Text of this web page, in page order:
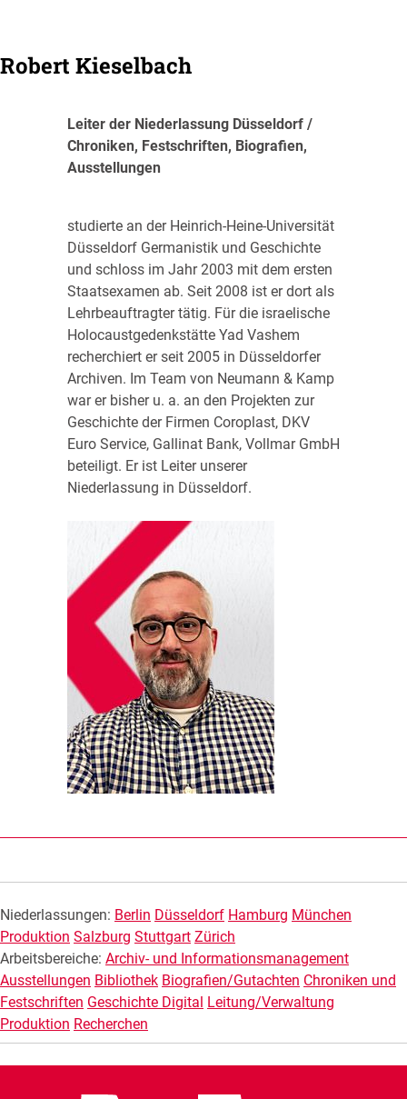
Robert Kieselbach
Leiter der Niederlassung Düsseldorf /
Chroniken, Festschriften, Biografien,
Ausstellungen
studierte an der Heinrich-Heine-Universität
Düsseldorf Germanistik und Geschichte
und schloss im Jahr 2003 mit dem ersten
Staatsexamen ab. Seit 2008 ist er dort als
Lehrbeauftragter tätig. Für die israelische
Holocaustgedenkstätte Yad Vashem
recherchiert er seit 2005 in Düsseldorfer
Archiven. Im Team von Neumann & Kamp
war er bisher u. a. an den Projekten zur
Geschichte der Firmen Coroplast, DKV
Euro Service, Gallinat Bank, Vollmar GmbH
beteiligt. Er ist Leiter unserer
Niederlassung in Düsseldorf.
Niederlassungen: Berlin Düsseldorf Hamburg München
Produktion Salzburg Stuttgart Zürich
Arbeitsbereiche: Archiv- und Informationsmanagement
Ausstellungen Bibliothek Biografien/Gutachten Chroniken und
Festschriften Geschichte Digital Leitung/Verwaltung
Produktion Recherchen